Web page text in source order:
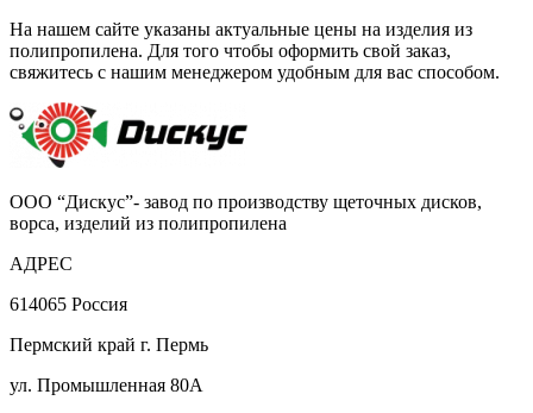
На нашем сайте указаны актуальные цены на изделия из
полипропилена. Для того чтобы оформить свой заказ,
свяжитесь с нашим менеджером удобным для вас способом.
ООО “Дискус”- завод по производству щеточных дисков,
ворса, изделий из полипропилена
АДРЕС
614065 Россия
Пермский край г. Пермь
ул. Промышленная 80А